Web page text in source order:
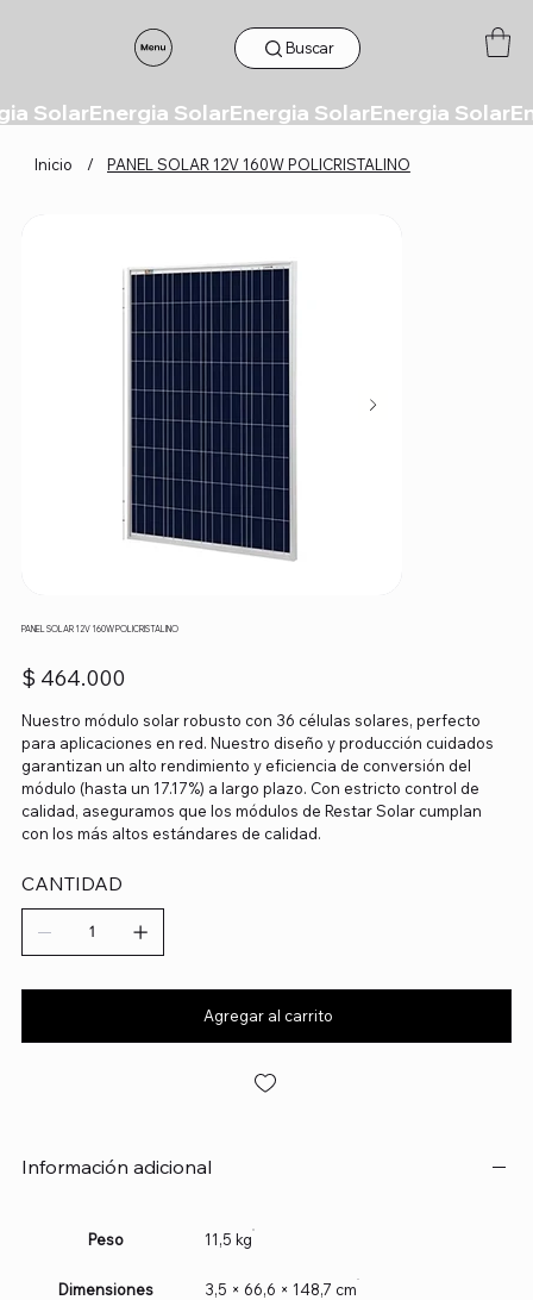
Buscar
Inicio / PANEL SOLAR 12V 160W POLICRISTALINO
PANEL SOLAR 12V 160W POLICRISTALINO
Precio
$ 464.000
Nuestro módulo solar robusto con 36 células solares, perfecto
para aplicaciones en red. Nuestro diseño y producción cuidados
garantizan un alto rendimiento y eficiencia de conversión del
módulo (hasta un 17.17%) a largo plazo. Con estricto control de
calidad, aseguramos que los módulos de Restar Solar cumplan
con los más altos estándares de calidad.
CANTIDAD
Agregar al carrito
Información adicional
Peso 11,5 kg
Dimensiones 3,5 × 66,6 × 148,7 cm